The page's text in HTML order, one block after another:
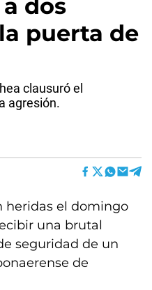
dos
puerta de
clausuró el
agresión.
heridas el domingo
una brutal
seguridad de un
de